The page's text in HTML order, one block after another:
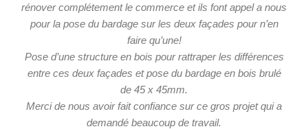
rénover complétement le commerce et ils font appel a nous
pour la pose du bardage sur les deux façades pour n’en
faire qu’une!
Pose d’une structure en bois pour rattraper les différences
entre ces deux façades et pose du bardage en bois brulé
de 45 x 45mm.
Merci de nous avoir fait confiance sur ce gros projet qui a
demandé beaucoup de travail.